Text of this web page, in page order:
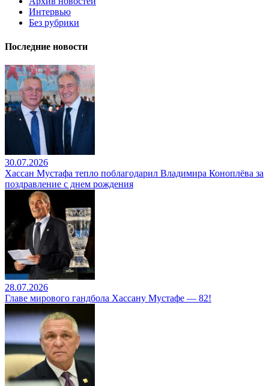
Интервью
Без рубрики
Последние новости
30.07.2026
Хассан Мустафа тепло поблагодарил Владимира Коноплёва за
поздравление с днем рождения
28.07.2026
Главе мирового гандбола Хассану Мустафе — 82!